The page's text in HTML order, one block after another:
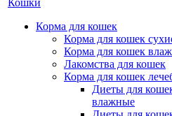
Кошки
Корма для кошек
Корма для кошек
Корма для кошек
Лакомства для кошек
Корма для кошек
Диеты для
влажные